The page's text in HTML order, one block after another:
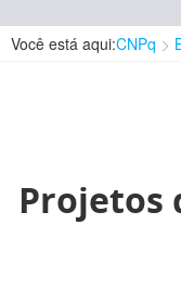
Você está aqui:CNPq
Projetos